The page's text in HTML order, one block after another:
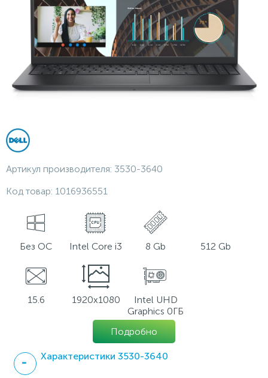
Артикул производителя: 3530-3640
Код товар: 1016936551
Без ОС Intel Core i3 8 Gb 512 Gb
15.6 1920x1080
Intel UHD
Graphics 0ГБ
Подробно
Характеристики 3530-3640